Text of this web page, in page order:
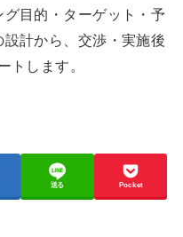
目的・ターゲット・予
計から、交渉・実施後
トします。
送る Pocket